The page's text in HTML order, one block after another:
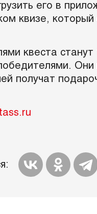
его в
квизе,
квеста
получат
tass.ru